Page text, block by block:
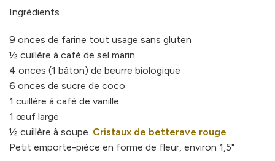
Ingrédients
9 onces de farine tout usage sans gluten
½ cuillère à café de sel marin
4 onces (1 bâton) de beurre biologique
6 onces de sucre de coco
1 cuillère à café de vanille
1 œuf large
½ cuillère à soupe. Cristaux de betterave rouge
Petit emporte-pièce en forme de fleur, environ 1,5"